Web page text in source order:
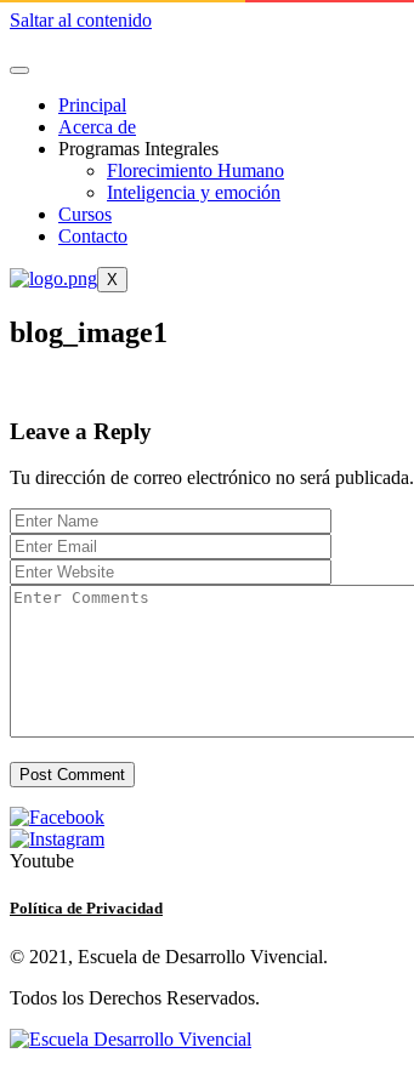
Saltar al contenido
Principal
Acerca de
Programas Integrales
Florecimiento Humano
Inteligencia y emoción
Cursos
Contacto
X
blog_image1
Leave a Reply
Tu dirección de correo electrónico no será publicada.
Youtube
Política de Privacidad
© 2021, Escuela de Desarrollo Vivencial.
Todos los Derechos Reservados.